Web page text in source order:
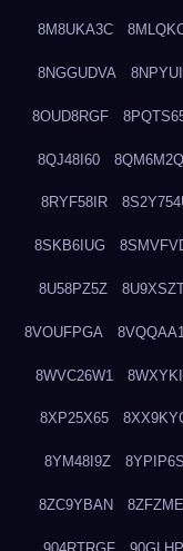
8M8UKA3C
8NGGUDVA
8OUD8RGF
8QJ48I60
8RYF58IR
8SKB6IUG
8U58PZ5Z
8VOUFPGA 8VQQAA1I
8WVC26W1
8XP25X65
8YM48I9Z
8ZC9YBAN